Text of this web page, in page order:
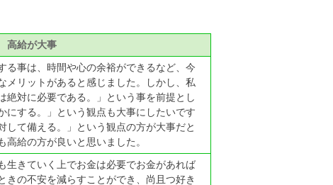
高給が大事
る事は、時間や心の余裕ができるなど、今
メリットがあると感じました。しかし、私
絶対に必要である。」という事を前提とし
にする。」という観点も大事にしたいです
して備える。」という観点の方が大事だと
給の方が良いと思いました。
生きていく上でお金は必要でお金があれば
きの不安を減らすことができ、尚且つ好き